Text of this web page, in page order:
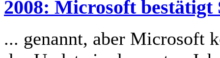
2008: Microsoft
... genannt, aber Microsoft